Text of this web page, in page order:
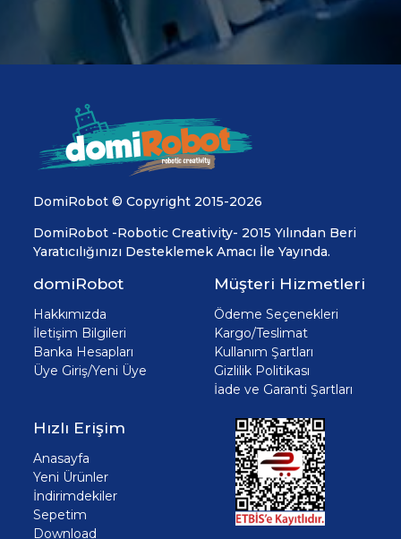
DomiRobot © Copyright 2015-2026
DomiRobot -Robotic Creativity- 2015 Yılından Beri
Yaratıcılığınızı Desteklemek Amacı İle Yayında.
domiRobot
Hakkımızda
İletişim Bilgileri
Banka Hesapları
Üye Giriş/Yeni Üye
Müşteri Hizmetleri
Ödeme Seçenekleri
Kargo/Teslimat
Kullanım Şartları
Gizlilik Politikası
İade ve Garanti Şartları
Hızlı Erişim
Anasayfa
Yeni Ürünler
İndirimdekiler
Sepetim
Download